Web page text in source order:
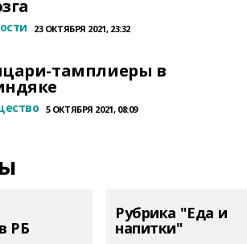
23 ОКТЯБРЯ 2021, 23:32
тамплиеры в
5 ОКТЯБРЯ 2021, 08:09
РБ
Рубрика "Еда и
напитки"